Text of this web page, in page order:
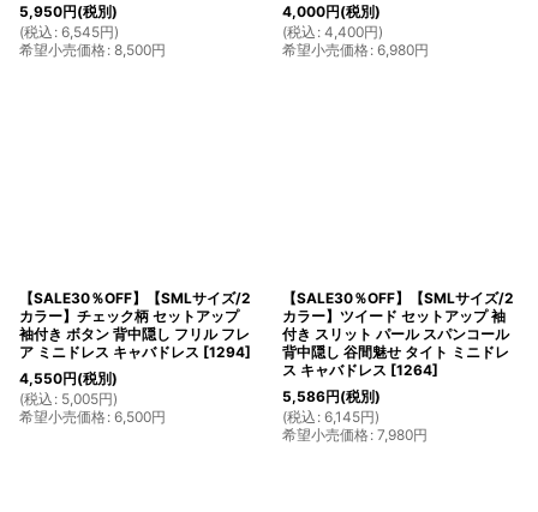
5,950円(税別)
(税込 : 6,545円)
希望小売価格: 8,500円
4,000円(税別)
(税込 : 4,400円)
希望小売価格: 6,980円
【SALE30％OFF】【SMLサイズ/2
カラー】チェック柄 セットアップ
袖付き ボタン 背中隠し フリル フレ
ア ミニドレス キャバドレス [1294]
4,550円(税別)
(税込 : 5,005円)
希望小売価格: 6,500円
【SALE30％OFF】【SMLサイズ/2
カラー】ツイード セットアップ 袖
付き スリット パール スパンコール
背中隠し 谷間魅せ タイト ミニドレ
ス キャバドレス [1264]
5,586円(税別)
(税込 : 6,145円)
希望小売価格: 7,980円